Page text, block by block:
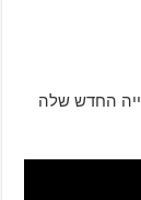
החדש שלה